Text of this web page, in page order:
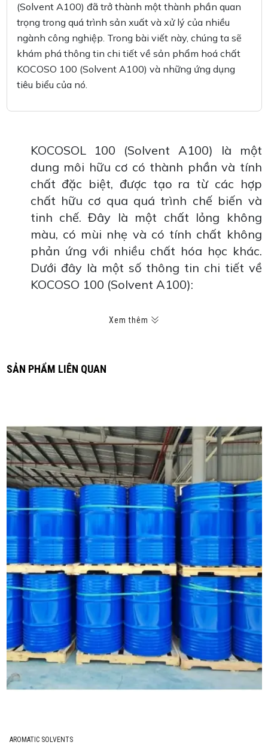
(Solvent A100) đã trở thành một thành phần quan
trọng trong quá trình sản xuất và xử lý của nhiều
ngành công nghiệp. Trong bài viết này, chúng ta sẽ
khám phá thông tin chi tiết về sản phẩm hoá chất
KOCOSO 100 (Solvent A100) và những ứng dụng
tiêu biểu của nó.
KOCOSOL 100 (Solvent A100) là một
dung môi hữu cơ có thành phần và tính
chất đặc biệt, được tạo ra từ các hợp
chất hữu cơ qua quá trình chế biến và
tinh chế. Đây là một chất lỏng không
màu, có mùi nhẹ và có tính chất không
phản ứng với nhiều chất hóa học khác.
Dưới đây là một số thông tin chi tiết về
KOCOSO 100 (Solvent A100):
Trạng thái vật lý: Chất lỏng không màu
Ứng dụng:
sơn và mực in. Nó có khả năng hoà tan
và pha trộn tốt với nhiều loại hợp chất
hữu cơ khác, làm cho nó trở thành một
lựa chọn lý tưởng để sử dụng trong quá
trình sản xuất và xử lý.
Chất tẩy rửa: KOCOSO 100 (Solvent
A100) cũng được sử dụng như một chất
tẩy rửa trong ngành công nghiệp để loại
bỏ chất bẩn, dầu mỡ và các tạp chất
khác trên các bề mặt.
Chất phụ gia: Ngoài ra, KOCOSO 100
(Solvent A100) cũng có thể được sử dụng
như một chất phụ gia trong quá trình sản
xuất và xử lý, như một chất ổn định, chất
trung gian hoặc chất làm mềm.
An toàn và quy định:
Xem thêm
SẢN PHẨM LIÊN QUAN
AROMATIC SOLVENTS